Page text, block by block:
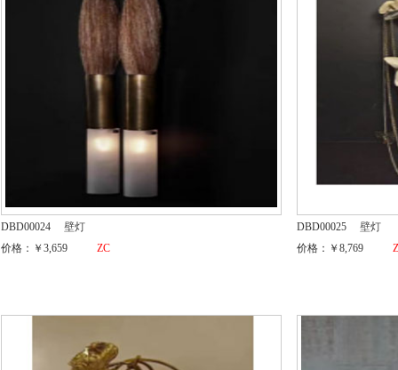
DBD00024
壁灯
价格：￥3,659
ZC
DBD00025
壁灯
价格：￥8,769